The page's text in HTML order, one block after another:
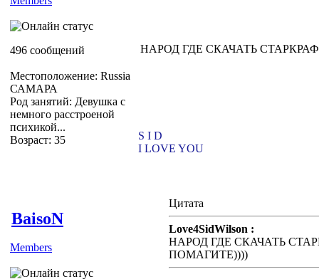
496 сообщений
Местоположение: Russia
САМАРА
Род занятий: Девушка с
немного расстроеной
психикой...
Возраст: 35
НАРОД ГДЕ СКАЧАТЬ
S I D
I LOVE YOU
BaisoN
Members
Цитата
Love4SidWilson :
НАРОД ГДЕ СКАЧАТЬ
ПОМАГИТЕ))))